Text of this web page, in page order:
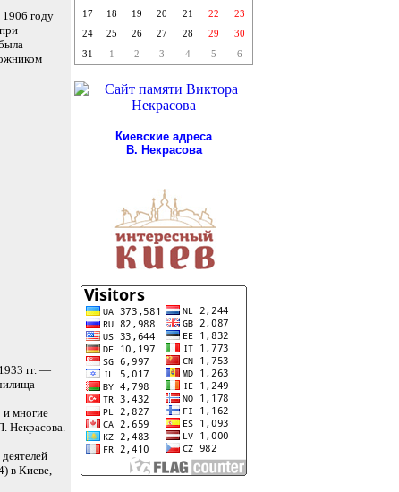
1906 году
гг. —
и многие
Некрасова.
в Киеве,
17
18 19 20 21 22
23
24
25 26 27 28 29 30
31 1 2 3 4 5 6
Киевские адреса
В. Некрасова